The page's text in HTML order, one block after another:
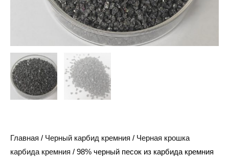
Главная / Черный карбид кремния / Черная крошка
карбида кремния / 98% черный песок из карбида кремния